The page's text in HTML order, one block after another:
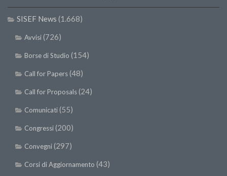
SISEF News (1.668)
Avvisi(726)
Borse di Studio (154)
Call for Papers(48)
Call for Proposals(24)
Comunicati(55)
Congressi(200)
Convegni(297)
Corsi di Aggiornamento (43)